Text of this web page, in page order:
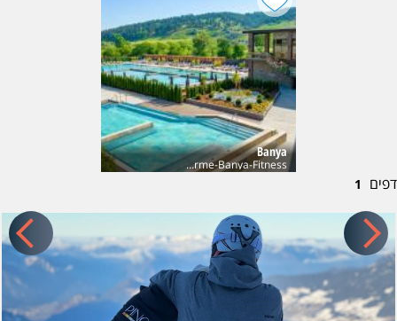
לראשונה בישראל, תמצאו בדף זה מגוון מלונות המשווקות בלעדית
בישראל ע"י פינגווין בעיירת הנופש סנט. קונסטנטין, בה הושקעו בשנים
האחרונות מאות מליוני יורו בפיתוח האזור. מרבית המלונות המוצעים
בדף זה, נבנו בשנים האחרונות ממש.
בסביבה הקרובה למלונות המוצעים, הן בסנט. קונסטנטין והן בחולות
הזהב, תמצאו מגוון אטרקציות כמו פארק מים, קארטינג, נהיגת שטח
ברייזרים ובבאגים, מרכזי קניות, שווקים, מסעדות מעולות וספורט ימי
הכולל אבובים, בננה, מצנח רחיפה ואופנועי ים.
שתהיה לכם חופשה נפלאה!
Banya
Grand Hotel Therme-Banya-Fitness
דפים 1